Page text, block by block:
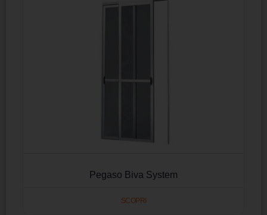
Pegaso Biva System
SCOPRI